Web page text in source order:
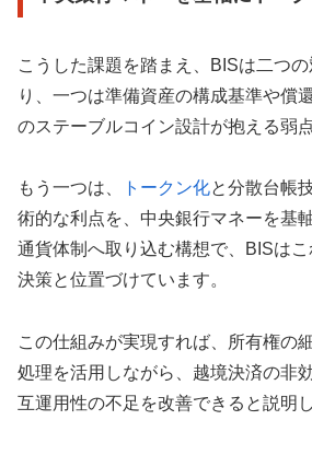
こうした課題を踏まえ、BISは二つ
り、一つは準備資産の構成基準や償
のステーブルコイン設計が抱える弱
もう一つは、 トークン化と分散台帳
術的な利点を、中央銀行マネーを基
通貨体制へ取り込む構想で、BISは
決策と位置づけています。
この仕組みが実現すれば、所有権の
処理を活用しながら、越境決済の非
互運用性の不足を改善できると説明